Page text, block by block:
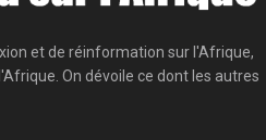
et de réinformation sur l'Afrique,
On dévoile ce dont les autres